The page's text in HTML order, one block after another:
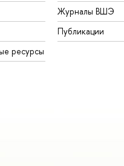
ресурсы
Журналы ВШЭ
Публикации